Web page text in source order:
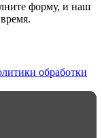
форму, и наш
обработки